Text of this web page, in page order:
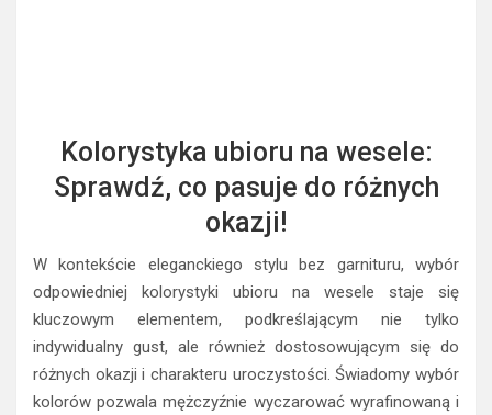
Kolorystyka ubioru na wesele:
Sprawdź, co pasuje do różnych
okazji!
W kontekście eleganckiego stylu bez garnituru, wybór
odpowiedniej kolorystyki ubioru na wesele staje się
kluczowym elementem, podkreślającym nie tylko
indywidualny gust, ale również dostosowującym się do
różnych okazji i charakteru uroczystości. Świadomy wybór
kolorów pozwala mężczyźnie wyczarować wyrafinowaną i